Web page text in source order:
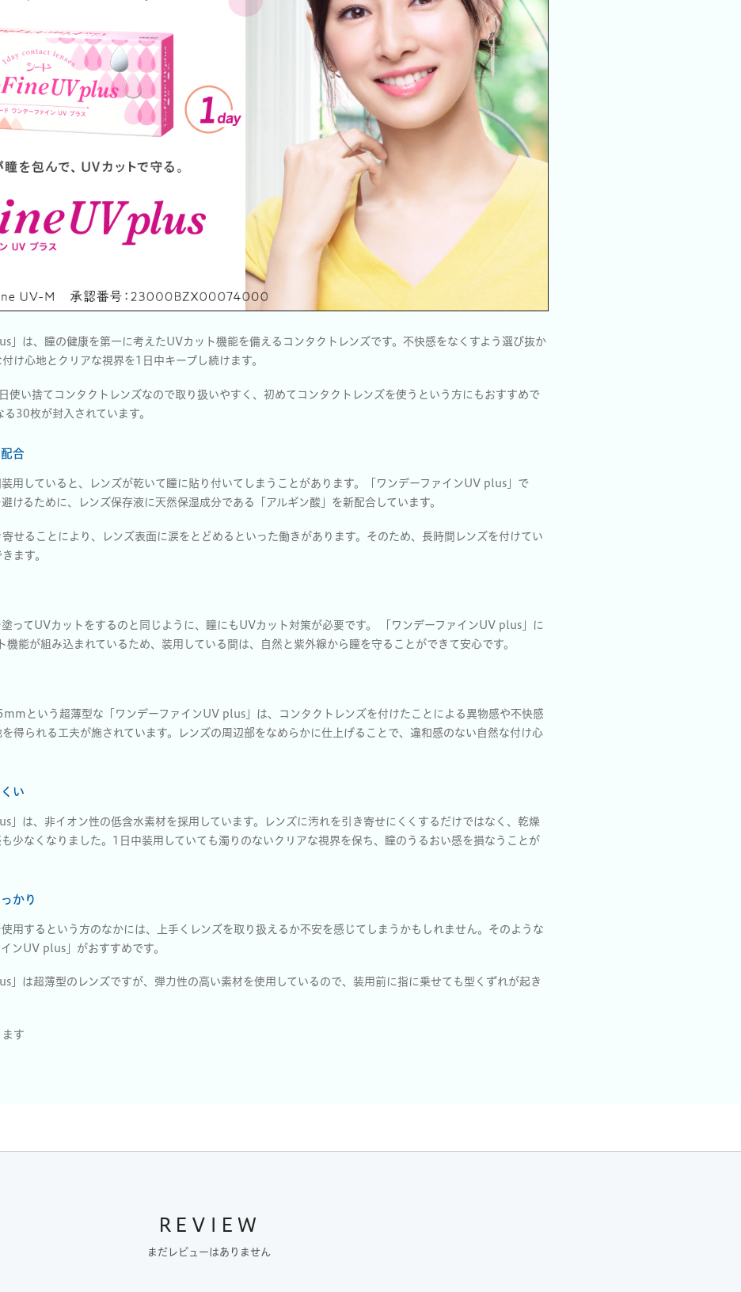
」は、瞳の健康を第一に考えたUVカット機能を備えるコンタクトレンズです。不快感をなくすよう選び抜か
け心地とクリアな視界を1日中キープし続けます。
使い捨てコンタクトレンズなので取り扱いやすく、初めてコンタクトレンズを使うという方にもおすすめで
30枚が封入されています。
合
用していると、レンズが乾いて瞳に貼り付いてしまうことがあります。「ワンデーファインUV plus」で
けるために、レンズ保存液に天然保湿成分である「アルギン酸」を新配合しています。
せることにより、レンズ表面に涙をとどめるといった働きがあります。そのため、長時間レンズを付けてい
ます。
ってUVカットをするのと同じように、瞳にもUVカット対策が必要です。 「ワンデーファインUV plus」に
能が組み込まれているため、装用している間は、自然と紫外線から瞳を守ることができて安心です。
という超薄型な「ワンデーファインUV plus」は、コンタクトレンズを付けたことによる異物感や不快感
得られる工夫が施されています。レンズの周辺部をなめらかに仕上げることで、違和感のない自然な付け心
い
」は、非イオン性の低含水素材を採用しています。レンズに汚れを引き寄せにくくするだけではなく、乾燥
少なくなりました。1日中装用していても濁りのないクリアな視界を保ち、瞳のうるおい感を損なうことが
かり
用するという方のなかには、上手くレンズを取り扱えるか不安を感じてしまうかもしれません。そのような
ンUV plus」がおすすめです。
」は超薄型のレンズですが、弾力性の高い素材を使用しているので、装用前に指に乗せても型くずれが起き
す
REVIEW
まだレビューはありません